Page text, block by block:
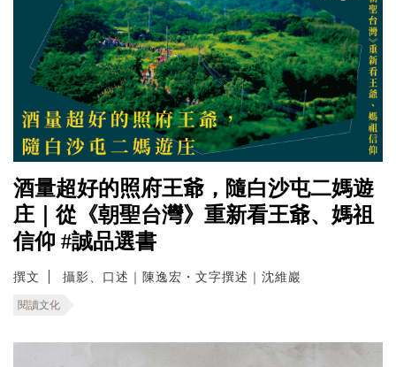
酒量超好的照府王爺，隨白沙屯二媽遊
庄｜從《朝聖台灣》重新看王爺、媽祖
信仰 #誠品選書
撰文 攝影、口述｜陳逸宏・文字撰述｜沈維巖
閱讀文化